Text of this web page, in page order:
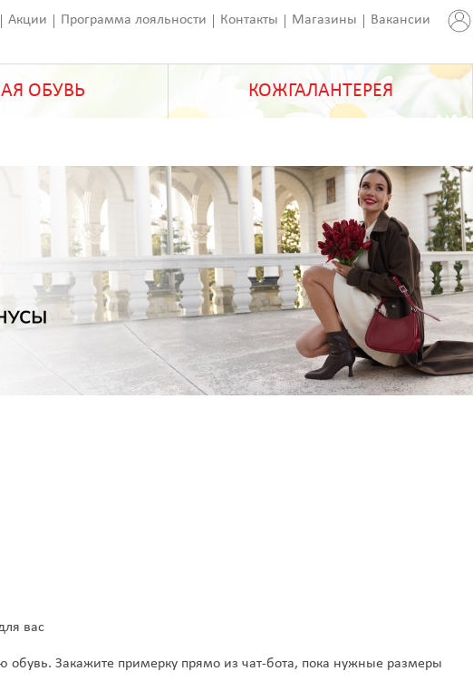
Акции Программа лояльности Контакты Магазины Вакансии
ОБУВЬ КОЖГАЛАНТЕРЕЯ
вас
обувь. Закажите примерку прямо из чат-бота, пока нужные размеры